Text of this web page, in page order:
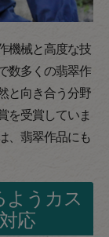
機械と高度な技
数多くの翡翠作
と向き合う分野
を受賞していま
、翡翠作品にも
ようカス
応